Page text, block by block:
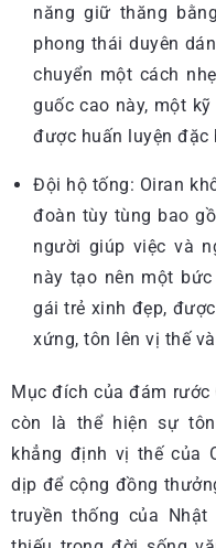
năng giữ thăng
phong thái duyên
chuyển một cách
guốc cao này, một
được huấn luyện đặc
Đội hộ tống: Oiran
đoàn tùy tùng bao
người giúp việc và
này tạo nên một
gái trẻ xinh đẹp,
xứng, tôn lên vị thế
Mục đích của đám rước
còn là thể hiện sự
khẳng định vị thế của
dịp để cộng đồng
truyền thống của